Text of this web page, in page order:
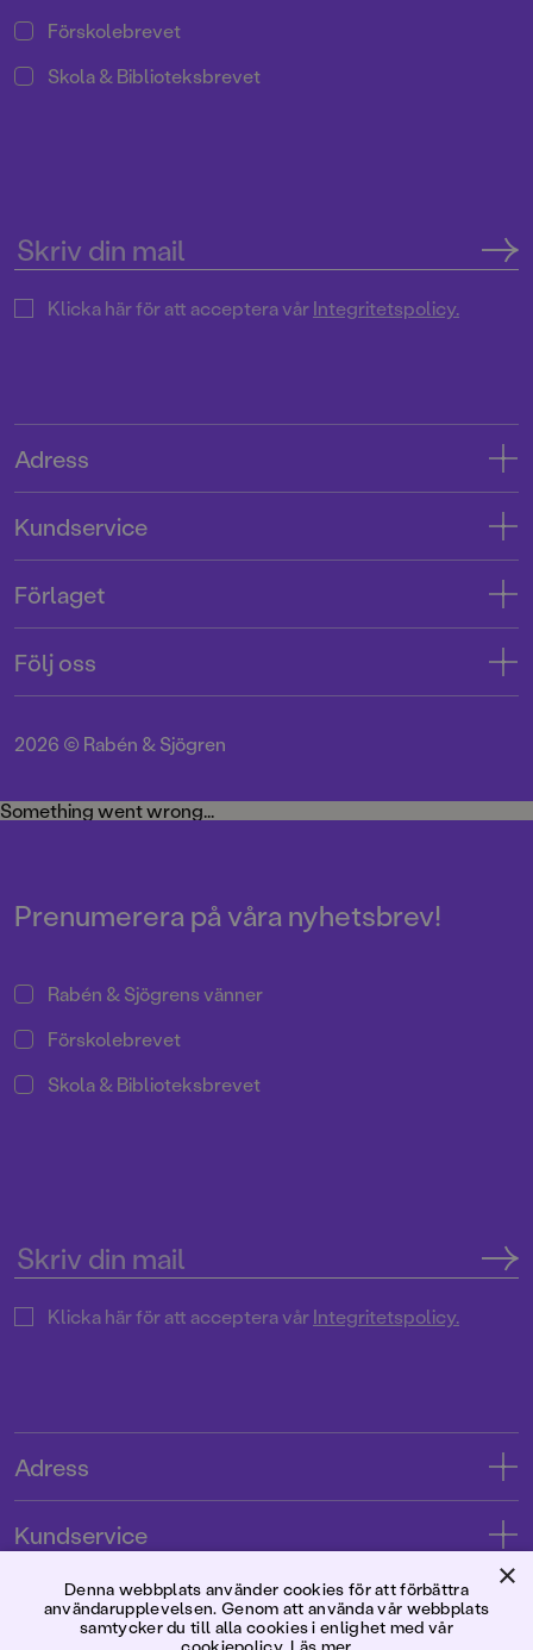
Förskolebrevet
Skola & Biblioteksbrevet
Klicka här för att acceptera vårIntegritetspolicy.
Adress
Tryckerigatan 4
103 12 Stockholm
Org.nr: 556045-7748
Kundservice
Användarvillkor intressenter
Integritetspolicy
Cookie Policy
Förlaget
Miljö och hållbarhet
Följ oss
Instagram
Twitter
2026 © Rabén & Sjögren
Something went wrong...
Prenumerera på våra nyhetsbrev!
Rabén & Sjögrens vänner
Förskolebrevet
Skola & Biblioteksbrevet
Klicka här för att acceptera vårIntegritetspolicy.
Adress
Tryckerigatan 4
Kundservice
Kontakta oss
Kundservice
Förlaget
×
Denna webbplats använder cookies för att förbättra
användarupplevelsen. Genom att använda vår webbplats
samtycker du till alla cookies i enlighet med vår